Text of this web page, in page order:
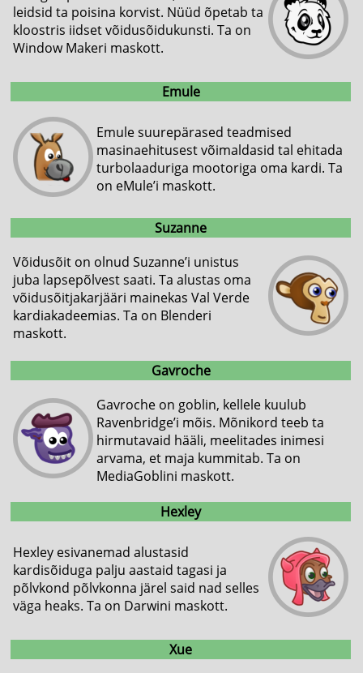
leidsid ta poisina korvist. Nüüd õpetab ta
kloostris iidset võidusõidukunsti. Ta on
Window Makeri maskott.
Emule
Emule suurepärased teadmised
masinaehitusest võimaldasid tal ehitada
turbolaaduriga mootoriga oma kardi. Ta
on eMule’i maskott.
Suzanne
Võidusõit on olnud Suzanne’i unistus
juba lapsepõlvest saati. Ta alustas oma
võidusõitjakarjääri mainekas Val Verde
kardiakadeemias. Ta on Blenderi
maskott.
Gavroche
Gavroche on goblin, kellele kuulub
Ravenbridge’i mõis. Mõnikord teeb ta
hirmutavaid hääli, meelitades inimesi
arvama, et maja kummitab. Ta on
MediaGoblini maskott.
Hexley
Hexley esivanemad alustasid
kardisõiduga palju aastaid tagasi ja
põlvkond põlvkonna järel said nad selles
väga heaks. Ta on Darwini maskott.
Xue